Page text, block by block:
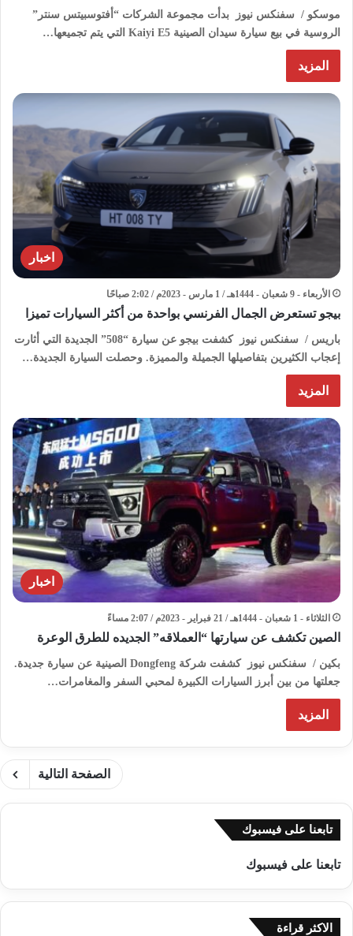
موسكو / سفنكس نيوز بدأت مجموعة الشركات “أفتوسبيتس سنتر”
الروسية في بيع سيارة سيدان الصينية Kaiyi E5 التي يتم تجميعها…
المزيد
اخبار
الأربعاء - 9 شعبان - 1444هـ / 1 مارس - 2023م / 2:02 صباحًا
بيجو تستعرض الجمال الفرنسي بواحدة من أكثر السيارات تميزا
باريس / سفنكس نيوز كشفت بيجو عن سيارة “508” الجديدة التي أثارت
إعجاب الكثيرين بتفاصيلها الجميلة والمميزة. وحصلت السيارة الجديدة…
المزيد
اخبار
الثلاثاء - 1 شعبان - 1444هـ / 21 فبراير - 2023م / 2:07 مساءً
الصين تكشف عن سيارتها “العملاقه” الجديده للطرق الوعرة
بكين / سفنكس نيوز كشفت شركة Dongfeng الصينية عن سيارة جديدة.
جعلتها من بين أبرز السيارات الكبيرة لمحبي السفر والمغامرات…
المزيد
الصفحة التالية
تابعنا على فيسبوك
تابعنا على فيسبوك
الاكثر قراءة